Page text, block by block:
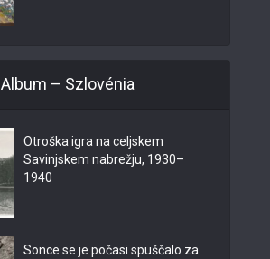
Album – Szlovénia
Otroška igra na celjskem
Savinjskem nabrežju, 1930–
1940
Sonce se je počasi spuščalo za